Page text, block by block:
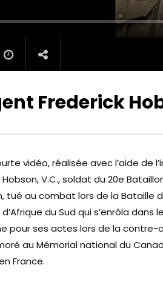
Frederick
vidéo, réalisée avec l’aide de
Hobson, V.C., soldat du 20e
tué au combat lors de la Bataille
du Sud qui s’enrôla dans
pour ses actes lors de la contre-
au Mémorial national du
France.